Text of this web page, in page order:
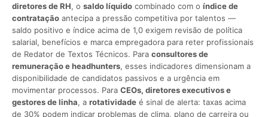
diretores de RH, o saldo líquido combinado com o índice de
contratação antecipa a pressão competitiva por talentos —
saldo positivo e índice acima de 1,0 exigem revisão de política
salarial, benefícios e marca empregadora para reter profissionais
de Redator de Textos Técnicos. Para consultores de
remuneração e headhunters, esses indicadores dimensionam a
disponibilidade de candidatos passivos e a urgência em
movimentar processos. Para CEOs, diretores executivos e
gestores de linha, a rotatividade é sinal de alerta: taxas acima
de 30% podem indicar problemas de clima, plano de carreira ou